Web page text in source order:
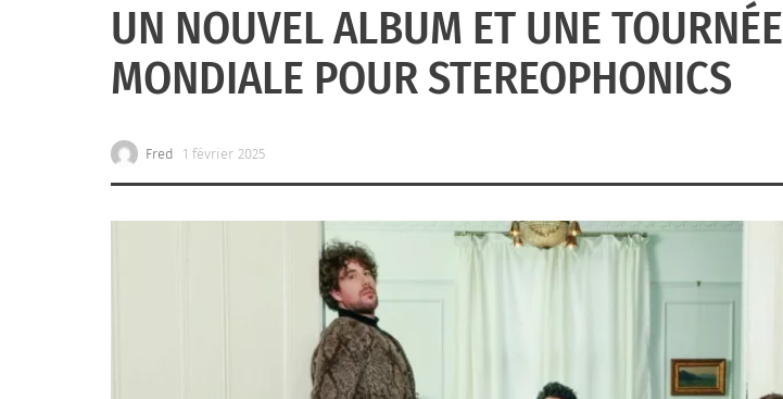
UN NOUVEL ALBUM ET UNE TOURNÉE
MONDIALE POUR STEREOPHONICS
Fred 1 février 2025